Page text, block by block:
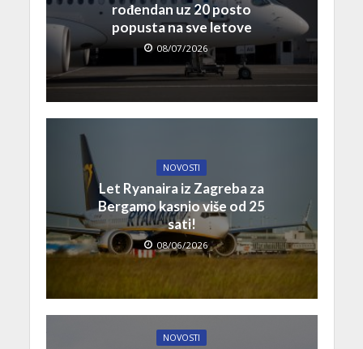
rođendan uz 20 posto
popusta na sve letove
08/07/2026
NOVOSTI
Let Ryanaira iz Zagreba za
Bergamo kasnio više od 25
sati!
08/06/2026
NOVOSTI